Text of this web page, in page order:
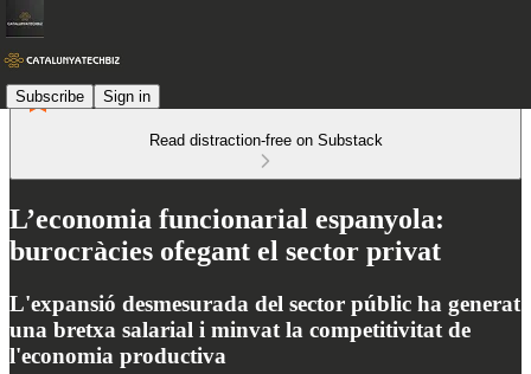
Subscribe Sign in
Read distraction-free on Substack
L’economia funcionarial espanyola:
burocràcies ofegant el sector privat
L'expansió desmesurada del sector públic ha generat
una bretxa salarial i minvat la competitivitat de
l'economia productiva